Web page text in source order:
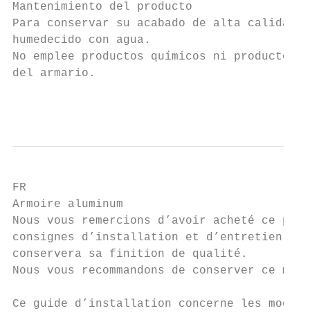
Mantenimiento del producto
Para conservar su acabado de alta
humedecido con agua.
No emplee productos químicos ni
del armario.
FR
Armoire aluminum
Nous vous remercions d’avoir acheté ce
consignes d’installation et d’entretien
conservera sa finition de qualité.
Nous vous recommandons de conserver ce
Ce guide d’installation concerne les